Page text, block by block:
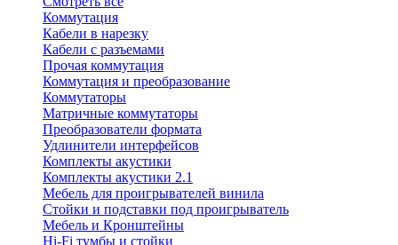
Коммутация
Кабели в нарезку
Кабели с разъемами
Прочая коммутация
Коммутация и преобразование
Коммутаторы
Матричные коммутаторы
Преобразователи формата
Удлинители интерфейсов
Комплекты акустики
Комплекты акустики 2.1
Мебель для проигрывателей винила
Стойки и подставки под проигрыватель
Мебель и Кронштейны
Hi-Fi тумбы и стойки